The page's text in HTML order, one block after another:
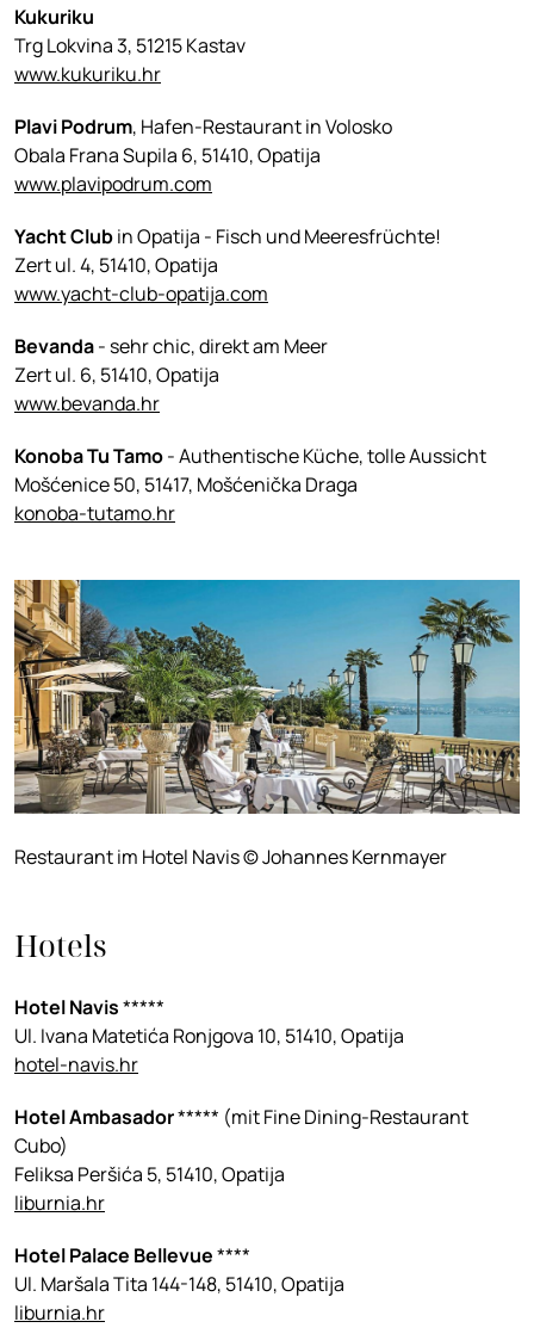
Kukuriku
Trg Lokvina 3, 51215 Kastav
www.kukuriku.hr
Plavi Podrum, Hafen-Restaurant in Volosko
Obala Frana Supila 6, 51410, Opatija
www.plavipodrum.com
Yacht Clubin Opatija - Fisch und Meeresfrüchte!
Zert ul. 4, 51410, Opatija
www.yacht-club-opatija.com
Bevanda- sehr chic, direkt am Meer
Zert ul. 6, 51410, Opatija
www.bevanda.hr
Konoba Tu Tamo- Authentische Küche, tolle Aussicht
Mošćenice 50, 51417, Mošćenička Draga
konoba-tutamo.hr
Restaurant im Hotel Navis © Johannes Kernmayer
Hotels
Hotel Navis*****
Ul. Ivana Matetića Ronjgova 10, 51410, Opatija
hotel-navis.hr
Hotel Ambasador***** (mit Fine Dining-Restaurant
Cubo)
Feliksa Peršića 5, 51410, Opatija
liburnia.hr
Hotel Palace Bellevue****
Ul. Maršala Tita 144-148, 51410, Opatija
liburnia.hr